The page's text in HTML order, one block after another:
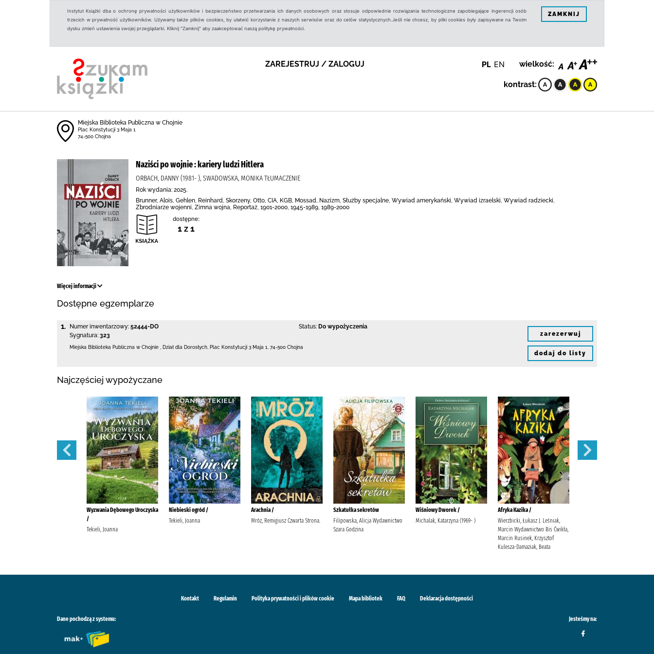
Instytut Książki dba o ochronę prywatności użytkowników i bezpieczeństwo przetwarzania ich danych osobowych oraz stosuje odpowiednie rozwiązania technologiczne zapobiegające ingerencji osób
trzecich w prywatność użytkowników. Używamy także plików cookies, by ułatwić korzystanie z naszych serwisów oraz do celów statystycznych.Jeśli nie chcesz, by pliki cookies były zapisywane na Twoim
dysku zmień ustawienia swojej przeglądarki. Kliknij "Zamknij" aby zaakceptować naszą politykę prywatności.
ZAMKNIJ
ZAREJESTRUJ / ZALOGUJ PL EN wielkość:
kontrast:
Miejska Biblioteka Publiczna w Chojnie
Plac Konstytucji 3 Maja 1
74-500 Chojna
Naziści po wojnie : kariery ludzi Hitlera
ORBACH, DANNY (1981- ), SWADOWSKA, MONIKA TŁUMACZENIE
Rok wydania: 2025.
Brunner, Alois, Gehlen, Reinhard, Skorzeny, Otto, CIA, KGB, Mossad, Nazizm, Służby specjalne, Wywiad amerykański, Wywiad izraelski, Wywiad radziecki,
Zbrodniarze wojenni, Zimna wojna, Reportaż, 1901-2000, 1945-1989, 1989-2000
dostępne:
1 z 1
Więcej informacji
Dostępne egzemplarze
1. Numer inwentarzowy: 52444-DO
Sygnatura: 323
Status: Do wypożyczenia
Miejska Biblioteka Publiczna w Chojnie Dział dla Dorosłych, Plac Konstytucji 3 Maja 1 74-500 Chojna
zarezerwuj
dodaj do listy
Najczęściej wypożyczane
Wyzwania Dębowego Uroczyska
/
Tekieli, Joanna
Niebieski ogród /
Tekieli, Joanna
Arachnia /
Mróz, Remigiusz Czwarta Strona.
Szkatułka sekretów
Filipowska, Alicja Wydawnictwo
Szara Godzina
Wiśniowy Dworek /
Michalak, Katarzyna (1969- )
Afryka Kazika /
Wierzbicki, Łukasz J. Leśniak,
Marcin Wydawnictwo Bis Ćwikła,
Marcin Rusinek, Krzysztof
Kulesza-Damaziak, Beata
Kontakt Regulamin Polityka prywatności i plików cookie Mapa bibliotek FAQ Deklaracja dostępności
Dane pochodzą z systemu: Jesteśmy na: